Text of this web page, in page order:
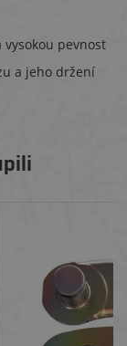
pevnost
a jeho držení